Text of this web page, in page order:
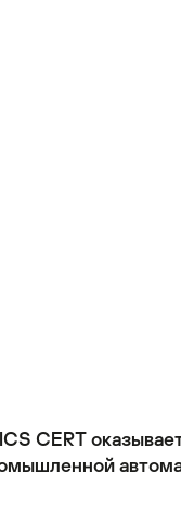
CERT